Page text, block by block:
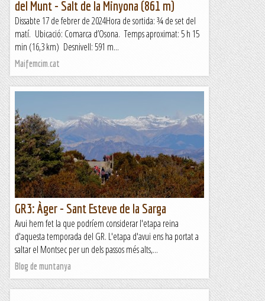
del Munt - Salt de la Minyona (861 m)
Dissabte 17 de febrer de 2024Hora de sortida: ¾ de set del
matí. Ubicació: Comarca d’Osona. Temps aproximat: 5 h 15
min (16,3 km) Desnivell: 591 m...
Maifemcim.cat
GR3: Àger - Sant Esteve de la Sarga
Avui hem fet la que podríem considerar l'etapa reina
d'aquesta temporada del GR. L'etapa d'avui ens ha portat a
saltar el Montsec per un dels passos més alts,...
Blog de muntanya